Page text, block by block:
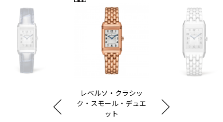
レベルソ・クラシッ
ク・スモール・デュエ
ット